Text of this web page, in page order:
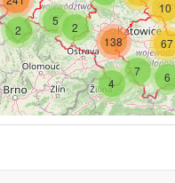
4
2
7
10
6
138 67
5
2